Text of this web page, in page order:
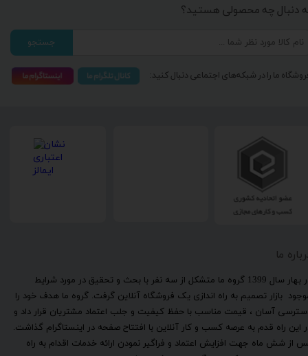
ما
​در بهار سال 1399 گروه ما متشکل از سه نفر با بحث و تحقیق در مورد شرایط
بازار تصمیم به راه اندازی یک فروشگاه آنلاین گرفت. گروه ما هدف خود را
آسان ، قیمت مناسب با حفظ کیفیت و جلب اعتماد مشتریان قرار داد و
این راه قدم به عرصه کسب و کار آنلاین با افتتاح صفحه در اینستاگرام گذاشت.
از شش ماه جهت افزایش اعتماد و فراگیر نمودن ارائه خدمات اقدام به راه
دنبال چه محصولی هستید؟
جستجو
ما را در شبکه‌های اجتماعی دنبال کنید: